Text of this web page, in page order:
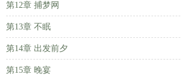
第12章 捕梦网
第13章 不眠
第14章 出发前夕
第15章 晚宴